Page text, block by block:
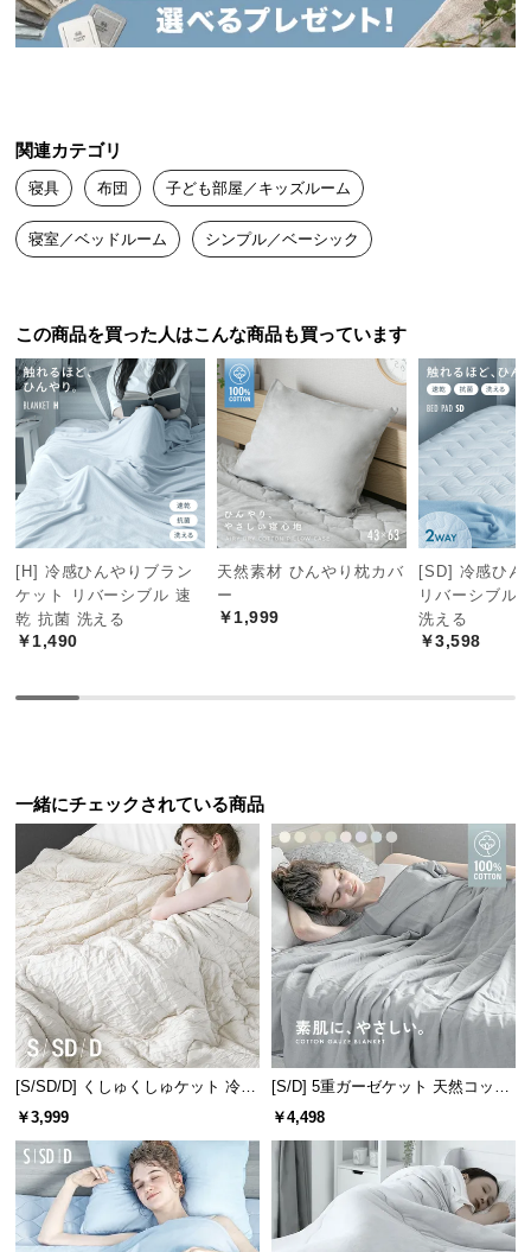
送
料
て
大
型
配
送
に
つ
い
て
中
型
商
品
の
送
て
小
型
商
品
の
配
送
に
つ
い
て
開
梱
関連カテゴリ
寝具 布団 子ども部屋／キッズルーム
寝室／ベッドルーム シンプル／ベーシック
この商品を買った人はこんな商品も買っています
[H] 冷感ひんやりブラン
ケット リバーシブル 速
乾 抗菌 洗える
￥1,490
天然素材 ひんやり枕カバ
ー
￥1,999
[SD] 冷感ひん
リバーシブル
洗える
￥3,598
一緒にチェックされている商品
[S/SD/D] くしゅくしゅケット 冷感
リバーシブル 洗える
￥3,999
[S/D] 5重ガーゼケット 天然コット
ン100% 速乾 抗菌 洗える
￥4,498